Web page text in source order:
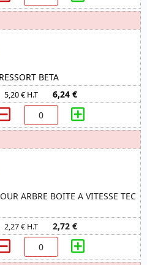
BETA
5,20 € H.T 6,24 €
ARBRE BOITE A VITESSE TEC
2,27 € H.T 2,72 €